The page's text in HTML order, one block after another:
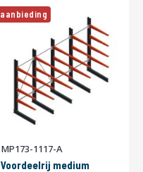
aanbieding
MP173-1117-A
Voordeelrij medium